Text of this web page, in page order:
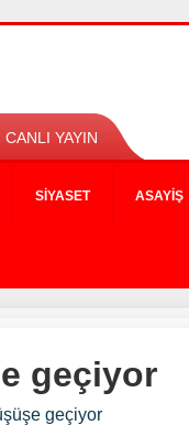
CANLI YAYIN
SIYASET ASAYIŞ
geçiyor
geçiyor